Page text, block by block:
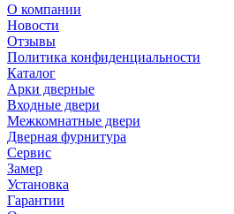
О компании
Новости
Отзывы
Политика конфиденциальности
Каталог
Арки дверные
Входные двери
Межкомнатные двери
Дверная фурнитура
Сервис
Замер
Установка
Гарантии